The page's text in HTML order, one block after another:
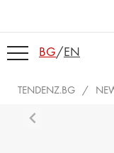
BG/EN
TENDENZ.BG